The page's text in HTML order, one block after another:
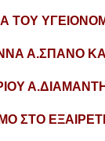
ΤΟΥ
Α.ΣΠΑΝΟ
ΣΤΟ